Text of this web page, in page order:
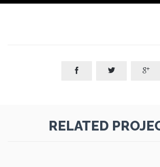
  
RELATED